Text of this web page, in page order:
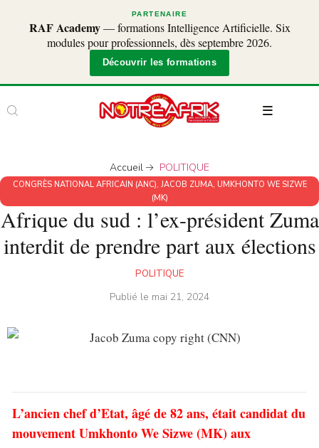
PARTENAIRE
RAF Academy— formations Intelligence Artificielle. Six
modules pour professionnels, dès septembre 2026.
Découvrir les formations
Accueil POLITIQUE
CONGRÈS NATIONAL AFRICAIN (ANC), JACOB ZUMA, UMKHONTO WE SIZWE
(MK)
Afrique du sud : l’ex-président Zuma
interdit de prendre part aux élections
POLITIQUE
Publié le mai 21, 2024
L’ancien chef d’Etat, âgé de 82 ans, était candidat du
mouvement Umkhonto We Sizwe (MK) aux